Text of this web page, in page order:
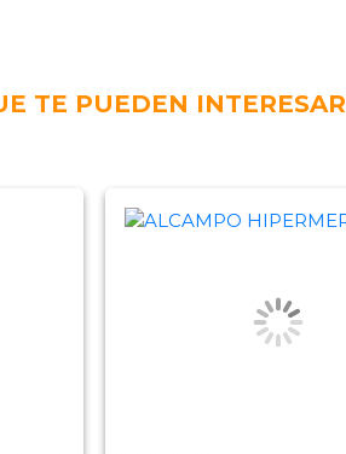
TE PUEDEN INTERESAR